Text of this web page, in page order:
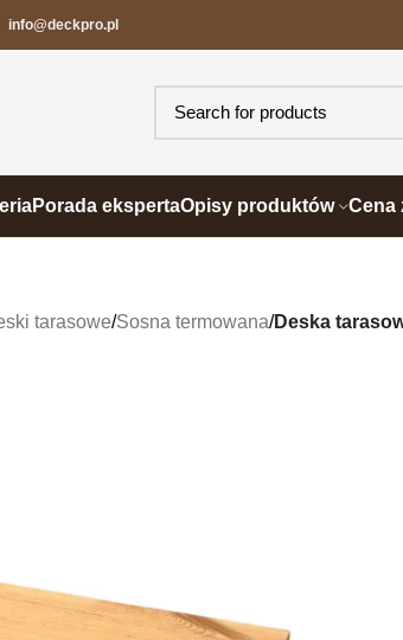
info@deckpro.pl
Porada ekspertaOpisy produktów Cena
tarasowe/Sosna termowana/Deska